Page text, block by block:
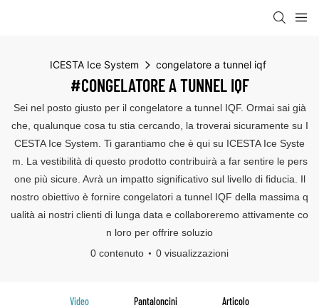
ICESTA Ice System congelatore a tunnel iqf
#CONGELATORE A TUNNEL IQF
Sei nel posto giusto per il congelatore a tunnel IQF. Ormai sai già
che, qualunque cosa tu stia cercando, la troverai sicuramente su I
CESTA Ice System. Ti garantiamo che è qui su ICESTA Ice Syste
m. La vestibilità di questo prodotto contribuirà a far sentire le pers
one più sicure. Avrà un impatto significativo sul livello di fiducia. Il
nostro obiettivo è fornire congelatori a tunnel IQF della massima q
ualità ai nostri clienti di lunga data e collaboreremo attivamente co
n loro per offrire soluzio
0 contenuto
0 visualizzazioni
Video Pantaloncini Articolo